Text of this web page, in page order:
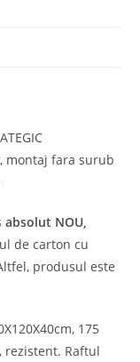
montaj fara surub
absolut NOU,
de carton cu
produsul este
175
rezistent. Raftul